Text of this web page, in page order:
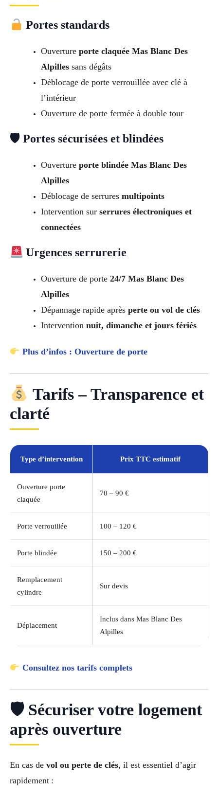
Portes standards
Ouverture porte claquée Mas Blanc Des
Alpillessans dégâts
Déblocage de porte verrouillée avec clé à
l’intérieur
Ouverture de porte fermée à double tour
🛡 Portes sécurisées et blindées
Ouverture porte blindée Mas Blanc Des
Alpilles
Déblocage de serrures multipoints
Intervention sur serrures électroniques et
connectées
Urgences serrurerie
Ouverture de porte 24/7 Mas Blanc Des
Alpilles
Dépannage rapide après perte ou vol de clés
Intervention nuit, dimanche et jours fériés
Plus d’infos : Ouverture de porte
Tarifs – Transparence et
clarté
Type d’intervention Prix TTC estimatif
Ouverture porte
claquée
70 – 90 €
Porte verrouillée 100 – 120 €
Porte blindée 150 – 200 €
Remplacement
cylindre
Sur devis
Déplacement
Inclus dans Mas Blanc Des
Alpilles
Consultez nos tarifs complets
🛡 Sécuriser votre logement
après ouverture
En cas de vol ou perte de clés, il est essentiel d’agir
rapidement :